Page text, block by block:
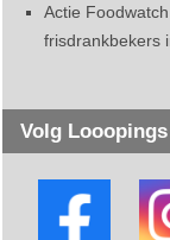
Actie
frisdrankbekers
Volg Looopings